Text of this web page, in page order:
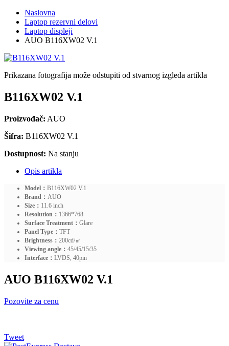
Naslovna
Laptop rezervni delovi
Laptop displeji
AUO B116XW02 V.1
Prikazana fotografija može odstupiti od stvarnog izgleda artikla
B116XW02 V.1
Proizvođač: AUO
Šifra: B116XW02 V.1
Dostupnost: Na stanju
Opis artikla
Model： B116XW02 V.1
Brand： AUO
Size： 11.6 inch
Resolution： 1366*768
Surface Treatment： Glare
Panel Type： TFT
Brightness： 200cd/㎡
Viewing angle： 45/45/15/35
Interface： LVDS, 40pin
AUO B116XW02 V.1
Pozovite za cenu
Tweet